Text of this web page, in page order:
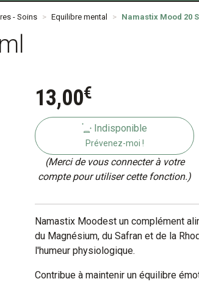
- Soins Equilibre mental Namastix Mood 20
13,00€
Indisponible
Prévenez-moi !
(Merci de vous connecter à votre
compte pour utiliser cette fonction.)
Namastix Moodest un complément
du Magnésium, du Safran et de la
l'humeur physiologique.
Contribue à maintenir un équilibre